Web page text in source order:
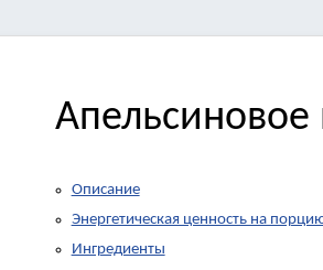
Описание
Энергетическая ценность на
Ингредиенты